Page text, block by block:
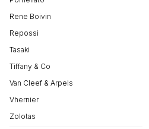
Rene Boivin
Repossi
Tasaki
Tiffany & Co
Van Cleef & Arpels
Vhernier
Zolotas